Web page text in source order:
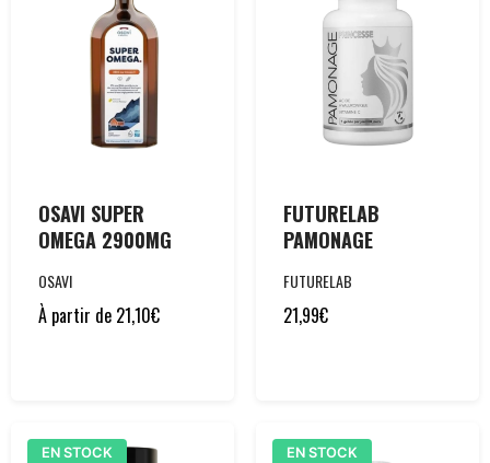
OSAVI SUPER
OMEGA 2900MG
OSAVI
À partir de 21,10€
FUTURELAB
PAMONAGE
FUTURELAB
21,99€
EN STOCK EN STOCK